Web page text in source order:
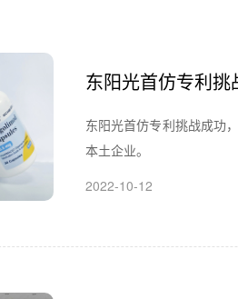
东阳光首仿专利
东阳光首仿专利挑战成功
本土企业。
2022-10-12